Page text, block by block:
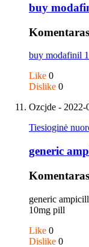
buy
Komentaras
buy modafinil
Like 0
Dislike 0
Ozcjde - 2022-
Tiesioginė
generic
Komentaras
generic
10mg pill
Like 0
Dislike 0